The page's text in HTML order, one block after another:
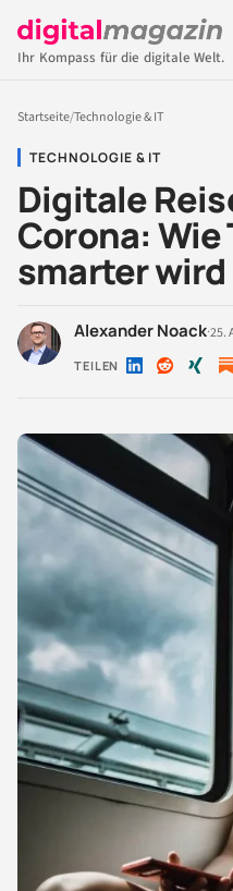
Ihr Kompass für die digitale Welt.
Startseite/Technologie & IT
TECHNOLOGIE & IT
Digitale
Corona:
smarter wird
Alexander Noack·25.
TEILEN Auf Auf Auf